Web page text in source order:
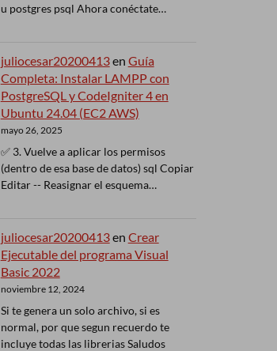
u postgres psql Ahora conéctate…
juliocesar20200413en Guía
Completa: Instalar LAMPP con
PostgreSQL y CodeIgniter 4 en
Ubuntu 24.04 (EC2 AWS)
mayo 26, 2025
✅ 3. Vuelve a aplicar los permisos
(dentro de esa base de datos) sql Copiar
Editar -- Reasignar el esquema…
juliocesar20200413en Crear
Ejecutable del programa Visual
Basic 2022
noviembre 12, 2024
Si te genera un solo archivo, si es
normal, por que segun recuerdo te
incluye todas las librerias Saludos